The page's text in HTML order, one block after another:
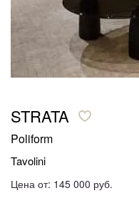
STRATA
Poliform
Tavolini
Цена от: 145 000 руб.